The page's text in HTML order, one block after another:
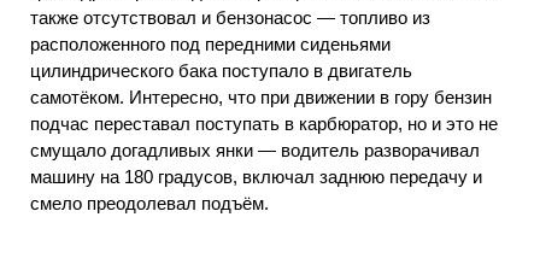
также отсутствовал и бензонасос — топливо из
расположенного под передними сиденьями
цилиндрического бака поступало в двигатель
самотёком. Интересно, что при движении в гору бензин
подчас переставал поступать в карбюратор, но и это не
смущало догадливых янки — водитель разворачивал
машину на 180 градусов, включал заднюю передачу и
смело преодолевал подъём.